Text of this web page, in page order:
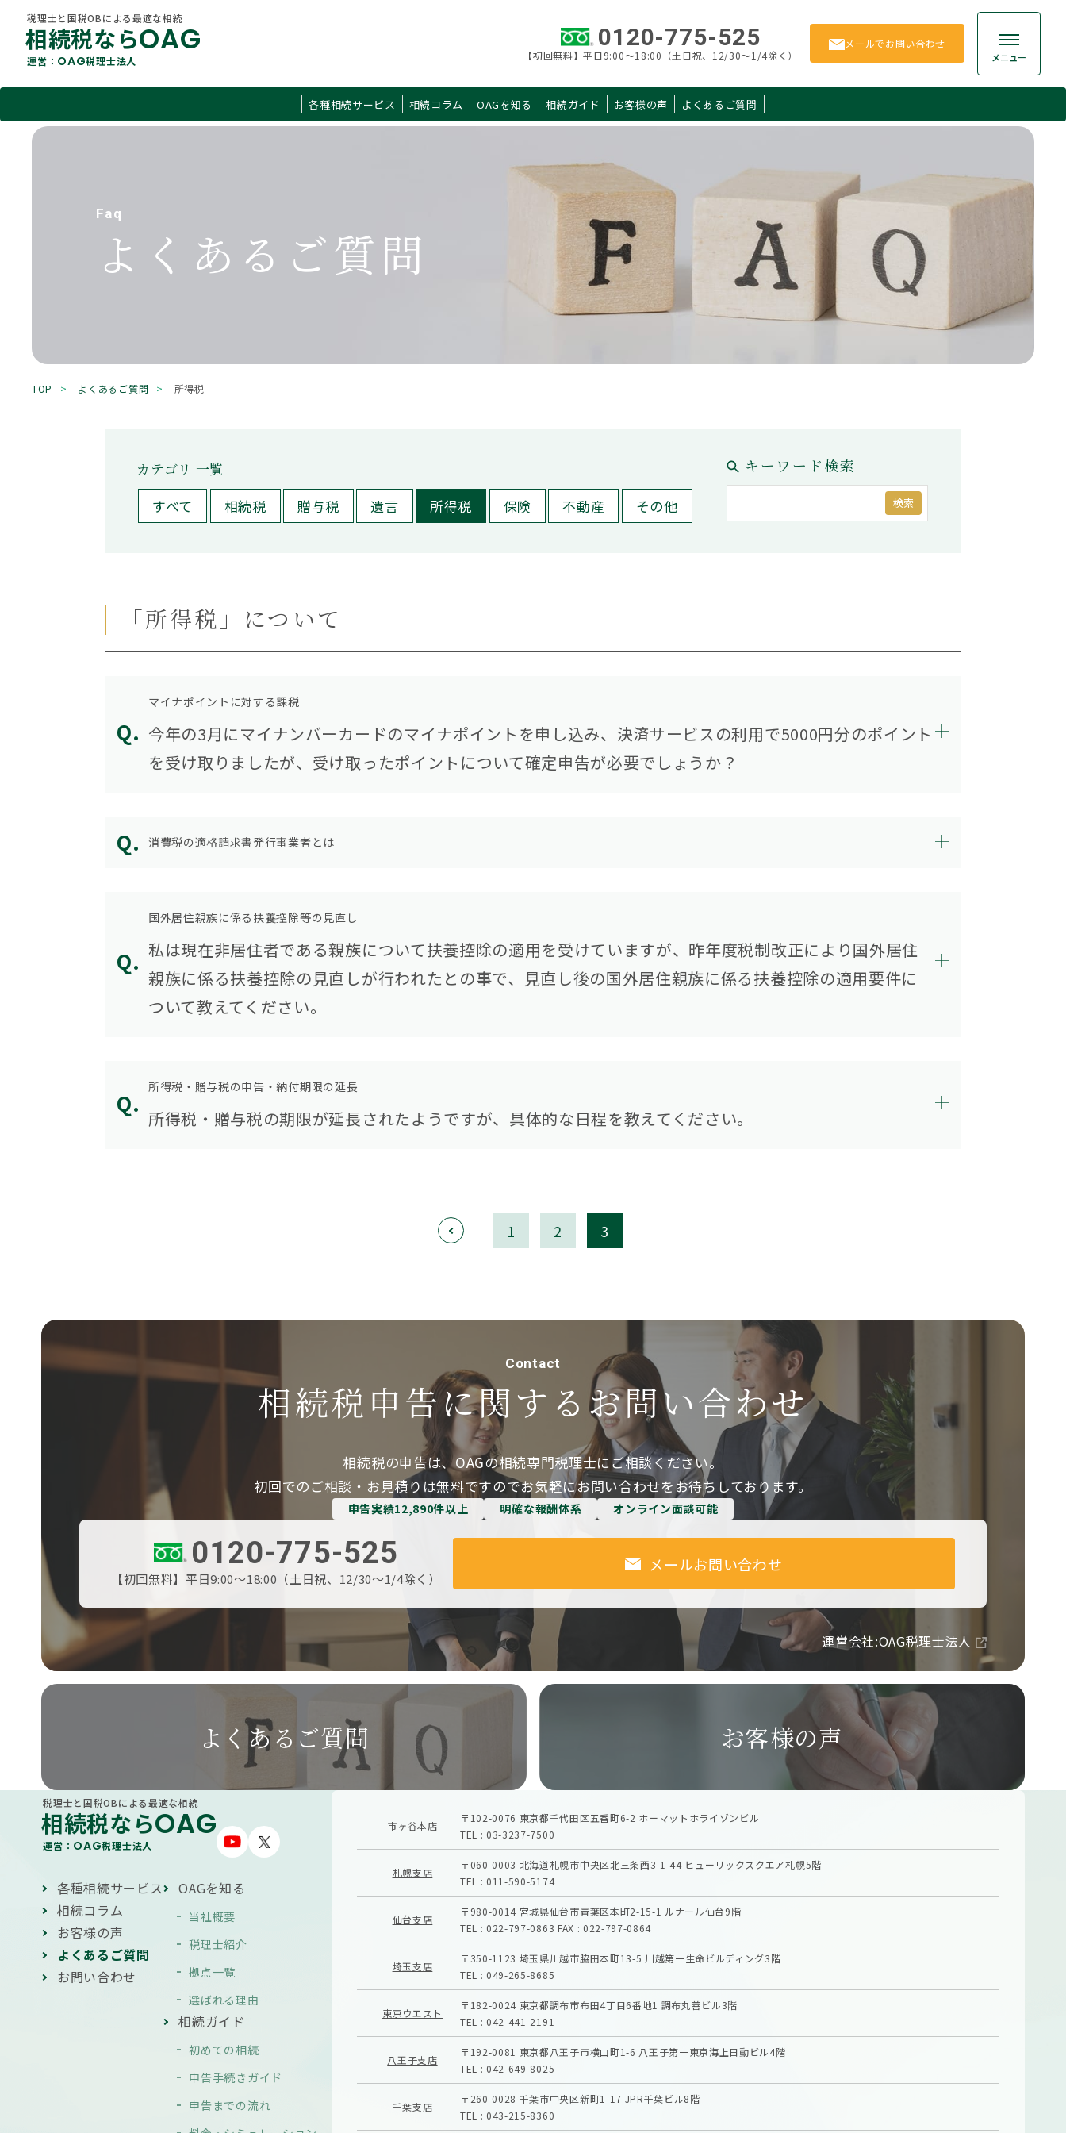
税理士と国税OBによる最適な相続
相続税ならOAG
運営： OAG税理士法人
0120-775-525
【初回無料】平日9:00～18:00（土日祝、12/30～1/4除く）
メールでお問い合わせ
メニュー
相続税ならOAG
相続コラム
お客様の声
よくあるご質問
お問い合わせ
税理士紹介
拠点一覧
相続ガイド
初めての相続
申告手続きガイド
申告までの流れ
料金・シミュレーション
0120-775-525
コーポレートサイト
カテゴリ 一覧
相続
不動産
保険
所得税
その他
キーワード検索
おすすめ記事
相続権がある人・ない人とは？配偶者・子・兄弟姉妹の相続順位と除外される場合
当社概要
Member
税理士紹介
事務所一覧
各種相続サービス 相続コラム OAGを知る 相続ガイド お客様の声 よくあるご質問
Faq
よくあるご質問
TOP よくあるご質問 所得税
カテゴリ 一覧
すべて
相続税 贈与税 遺言 所得税 保険 不動産 その他
キーワード検索
検索
「所得税」について
マイナポイントに対する課税
今年の3月にマイナンバーカードのマイナポイントを申し込み、決済サービスの利用で5000円分のポイント
を受け取りましたが、受け取ったポイントについて確定申告が必要でしょうか？
消費税の適格請求書発行事業者とは
国外居住親族に係る扶養控除等の見直し
私は現在非居住者である親族について扶養控除の適用を受けていますが、昨年度税制改正により国外居住
親族に係る扶養控除の見直しが行われたとの事で、見直し後の国外居住親族に係る扶養控除の適用要件に
ついて教えてください。
所得税・贈与税の申告・納付期限の延長
所得税・贈与税の期限が延長されたようですが、具体的な日程を教えてください。
< 1 2 3
Contact
相続税申告に関する お問い合わせ
相続税の申告は、OAGの相続専門税理士にご相談ください。
初回でのご相談・お見積りは無料ですのでお気軽にお問い合わせをお待ちしております。
申告実績12,890件以上 明確な報酬体系 オンライン面談可能
0120-775-525
【初回無料】平日9:00～18:00（土日祝、12/30～1/4除く）
メールお問い合わせ
運営会社:OAG税理士法人
よくあるご質問 お客様の声
税理士と国税OBによる最適な相続
相続税ならOAG
運営： OAG税理士法人
各種相続サービス
相続コラム
お客様の声
よくあるご質問
お問い合わせ
OAGを知る
当社概要
税理士紹介
拠点一覧
選ばれる理由
相続ガイド
初めての相続
申告手続きガイド
申告までの流れ
市ヶ谷本店
〒102-0076 東京都千代田区五番町6-2 ホーマットホライゾンビル
TEL : 03-3237-7500
札幌支店
〒060-0003 北海道札幌市中央区北三条西3-1-44 ヒューリックスクエア札幌5階
TEL : 011-590-5174
仙台支店
〒980-0014 宮城県仙台市青葉区本町2-15-1 ルナール仙台9階
TEL : 022-797-0863 FAX : 022-797-0864
埼玉支店
〒350-1123 埼玉県川越市脇田本町13-5 川越第一生命ビルディング3階
TEL : 049-265-8685
東京ウエスト
〒182-0024 東京都調布市布田4丁目6番地1 調布丸善ビル3階
TEL : 042-441-2191
八王子支店
〒192-0081 東京都八王子市横山町1-6 八王子第一東京海上日動ビル4階
TEL : 042-649-8025
千葉支店
〒260-0028 千葉市中央区新町1-17 JPR千葉ビル8階
TEL : 043-215-8360